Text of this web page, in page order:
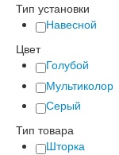
Тип установки
Навесной
Цвет
Голубой
Мультиколор
Серый
Тип товара
Шторка